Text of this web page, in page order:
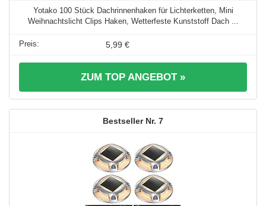
Yotako 100 Stück Dachrinnenhaken für Lichterketten, Mini
Weihnachtslicht Clips Haken, Wetterfeste Kunststoff Dach ...
5,99 €
ZUM TOP ANGEBOT »
7